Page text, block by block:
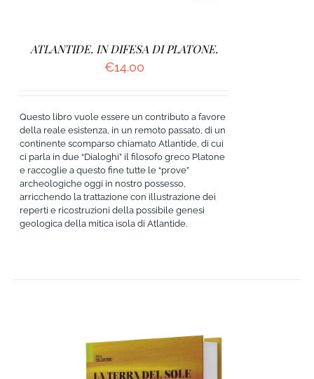
ATLANTIDE. IN DIFESA DI PLATONE.
€14.00
Questo libro vuole essere un contributo a favore
della reale esistenza, in un remoto passato, di un
continente scomparso chiamato Atlantide, di cui
ci parla in due “Dialoghi” il filosofo greco Platone
e raccoglie a questo fine tutte le “prove”
archeologiche oggi in nostro possesso,
arricchendo la trattazione con illustrazione dei
reperti e ricostruzioni della possibile genesi
geologica della mitica isola di Atlantide.